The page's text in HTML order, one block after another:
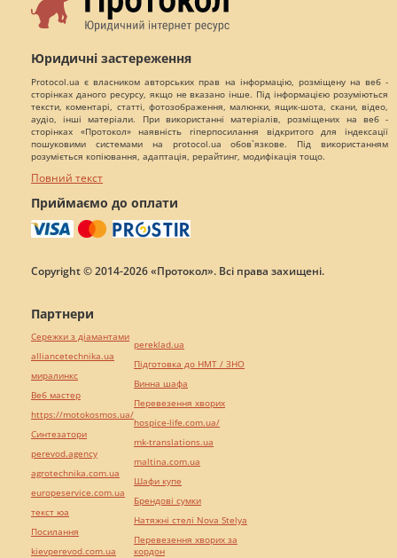
Юридичні застереження
Protocol.ua є власником авторських прав на інформацію, розміщену на веб -
сторінках даного ресурсу, якщо не вказано інше. Під інформацією розуміються
тексти, коментарі, статті, фотозображення, малюнки, ящик-шота, скани, відео,
аудіо, інші матеріали. При використанні матеріалів, розміщених на веб -
сторінках «Протокол» наявність гіперпосилання відкритого для індексації
пошуковими системами на protocol.ua обов`язкове. Під використанням
розуміється копіювання, адаптація, рерайтинг, модифікація тощо.
Повний текст
Приймаємо до оплати
Copyright © 2014-2026 «Протокол». Всі права захищені.
Партнери
Сережки з діамантами
alliancetechnika.ua
миралинкс
Веб мастер
https://motokosmos.ua/
Синтезатори
perevod.agency
agrotechnika.com.ua
europeservice.com.ua
текст юа
Посилання
kievperevod.com.ua
pereklad.ua
Підготовка до НМТ / ЗНО
Винна шафа
Перевезення хворих
hospice-life.com.ua/
mk-translations.ua
maltina.com.ua
Шафи купе
Брендові сумки
Натяжні стелі Nova Stelya
Перевезення хворих за
кордон